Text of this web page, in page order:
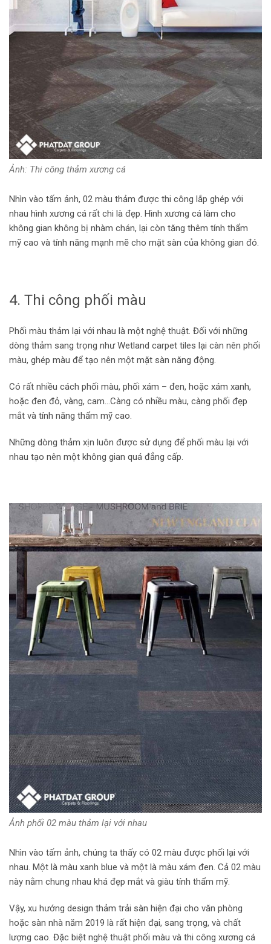
Ảnh: Thi công thảm xương cá
Nhìn vào tấm ảnh, 02 màu thảm được thi công lắp ghép với
nhau hình xương cá rất chi là đẹp. Hình xương cá làm cho
không gian không bị nhàm chán, lại còn tăng thêm tính thẩm
mỹ cao và tính năng mạnh mẽ cho mặt sàn của không gian đó.
4. Thi công phối màu
Phối màu thảm lại với nhau là một nghệ thuật. Đối với những
dòng thảm sang trọng như Wetland carpet tiles lại càn nên phối
màu, ghép màu để tạo nên một mặt sàn năng động.
Có rất nhiều cách phối màu, phối xám – đen, hoặc xám xanh,
hoặc đen đỏ, vàng, cam…Càng có nhiều màu, càng phối đẹp
mắt và tính năng thẩm mỹ cao.
Những dòng thảm xịn luôn được sử dụng để phối màu lại với
nhau tạo nên một không gian quá đẳng cấp.
Ảnh phối 02 màu thảm lại với nhau
Nhìn vào tấm ảnh, chúng ta thấy có 02 màu được phối lại với
nhau. Một là màu xanh blue và một là màu xám đen. Cả 02 màu
này nằm chung nhau khá đẹp mắt và giàu tính thẩm mỹ.
Vậy, xu hướng design thảm trải sàn hiện đại cho văn phòng
hoặc sàn nhà năm 2019 là rất hiện đại, sang trọng, và chất
lượng cao. Đặc biệt nghệ thuật phối màu và thi công xương cá